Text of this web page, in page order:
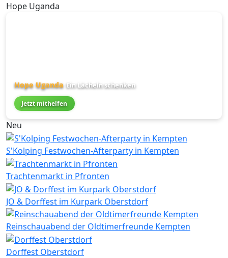
Hope Uganda
Hope Uganda Ein Lächeln schenken
Jetzt mithelfen
Neu
S'Kolping Festwochen-Afterparty in Kempten
Trachtenmarkt in Pfronten
JO & Dorffest im Kurpark Oberstdorf
Reinschauabend der Oldtimerfreunde Kempten
Dorffest Oberstdorf